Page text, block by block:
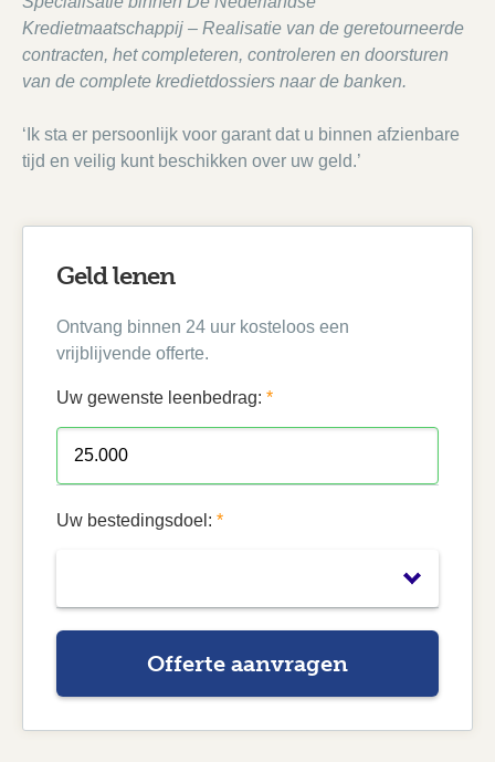
Kredietmaatschappij – Realisatie van de geretourneerde
contracten, het completeren, controleren en doorsturen
van de complete kredietdossiers naar de banken.
‘Ik sta er persoonlijk voor garant dat u binnen afzienbare
tijd en veilig kunt beschikken over uw geld.’
Geld lenen
Ontvang binnen 24 uur kosteloos een
vrijblijvende offerte.
Uw gewenste leenbedrag: *
Uw bestedingsdoel: *
Offerte aanvragen